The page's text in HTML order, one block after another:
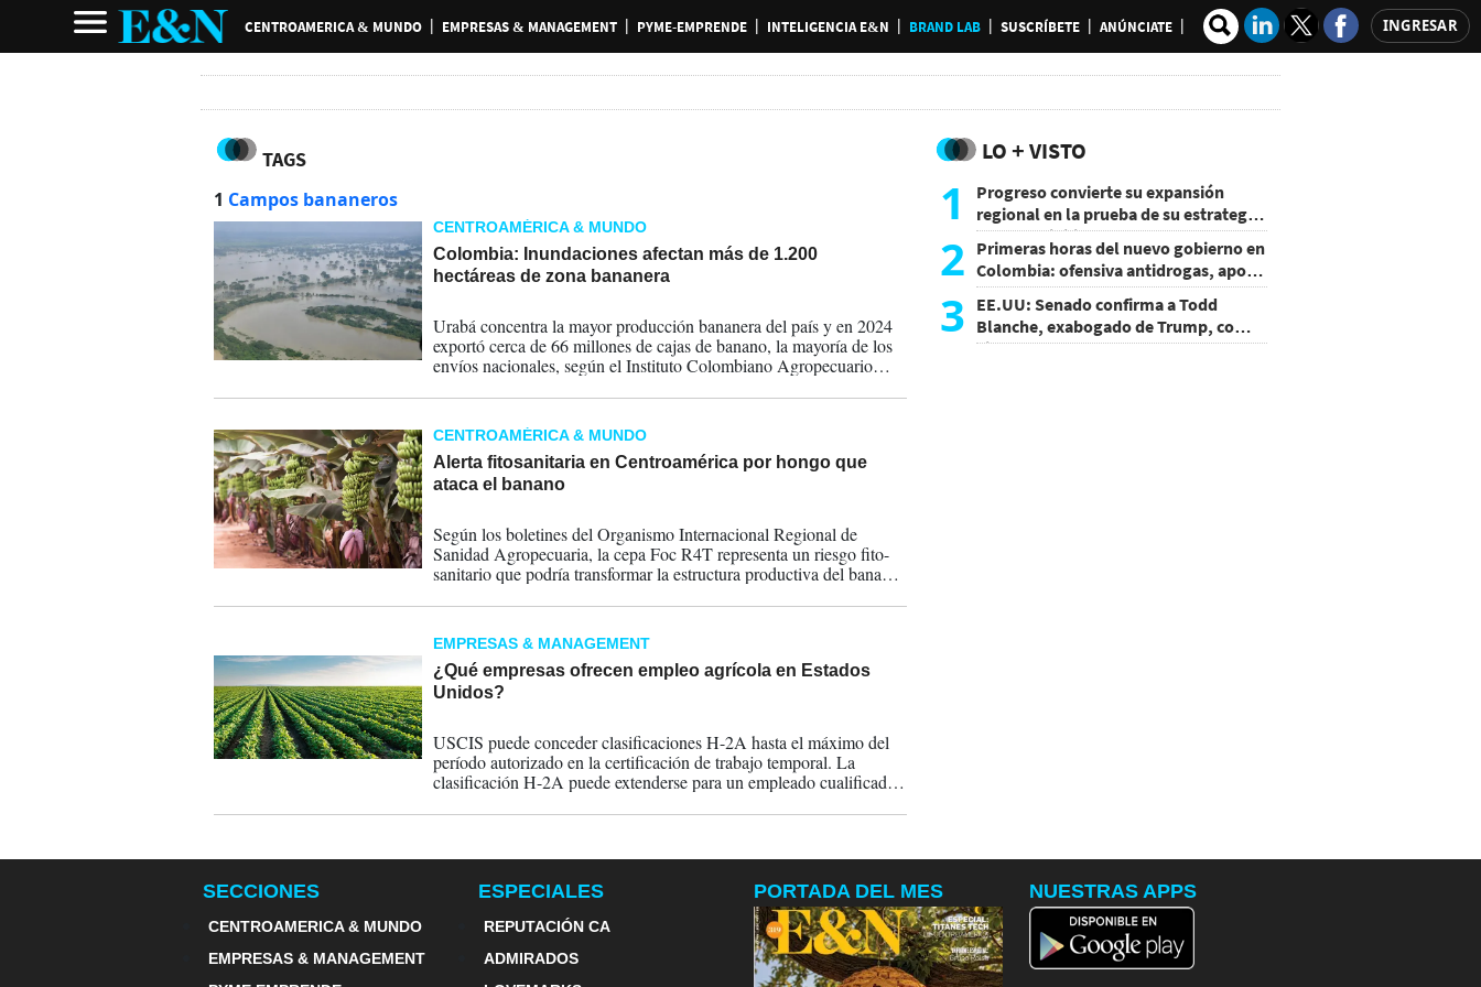
CENTROAMERICA & MUNDO EMPRESAS & MANAGEMENT PYME-EMPRENDE INTELIGENCIA E&N BRAND LAB SUSCRÍBETE ANÚNCIATE INGRESAR
TAGS
1 Campos bananeros
CENTROAMÉRICA & MUNDO
Colombia: Inundaciones afectan más de 1.200
hectáreas de zona bananera
Urabá concentra la mayor producción bananera del país y en 2024
exportó cerca de 66 millones de cajas de banano, la mayoría de los
envíos nacionales, según el Instituto Colombiano Agropecuario
CENTROAMÉRICA & MUNDO
Alerta fitosanitaria en Centroamérica por hongo que
ataca el banano
Según los boletines del Organismo Internacional Regional de
Sanidad Agropecuaria, la cepa Foc R4T representa un riesgo fito-
sanitario que podría transformar la estructura productiva del banano
EMPRESAS & MANAGEMENT
¿Qué empresas ofrecen empleo agrícola en Estados
Unidos?
USCIS puede conceder clasificaciones H-2A hasta el máximo del
período autorizado en la certificación de trabajo temporal. La
clasificación H-2A puede extenderse para un empleado cualificado
LO + VISTO
1
Progreso convierte su expansión
regional en la prueba de su estrategia
de sostenibilidad
2 Primeras horas del nuevo gobierno en
Colombia: ofensiva antidrogas, apoyo
de EE.UU. y un atentado
3 EE.UU: Senado confirma a Todd
Blanche, exabogado de Trump, como
Fiscal General
SECCIONES
CENTROAMERICA & MUNDO
EMPRESAS & MANAGEMENT
ESPECIALES
REPUTACIÓN CA
ADMIRADOS
PORTADA DEL MES NUESTRAS APPS